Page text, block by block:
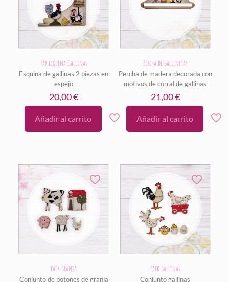
Par esquina Gallinas
Esquina de gallinas 2 piezas en
espejo
20,00€
Añadir al carrito
Percha de gallinitas
Percha de madera decorada con
motivos de corral de gallinas
21,00€
Añadir al carrito
Pack granja
Conjunto de botones de granja
Pack gallinas
Conjunto gallinas